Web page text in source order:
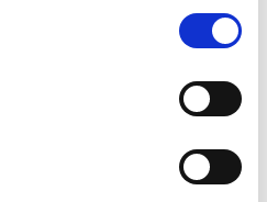
dopo l’anidride
dell’
Istituto di
neutralità carbonica, sta
– cioè di tutte le